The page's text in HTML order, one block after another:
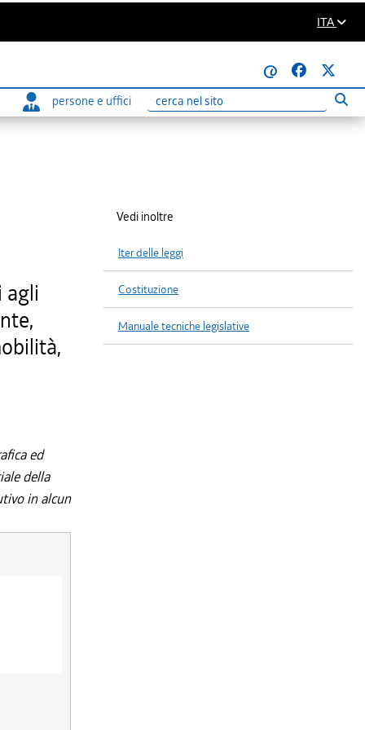
ITA
@
persone e uffici
Ricerca
agli
ed
della
in alcun
Vedi inoltre
Iter delle leggi
Costituzione
Manuale tecniche legislative